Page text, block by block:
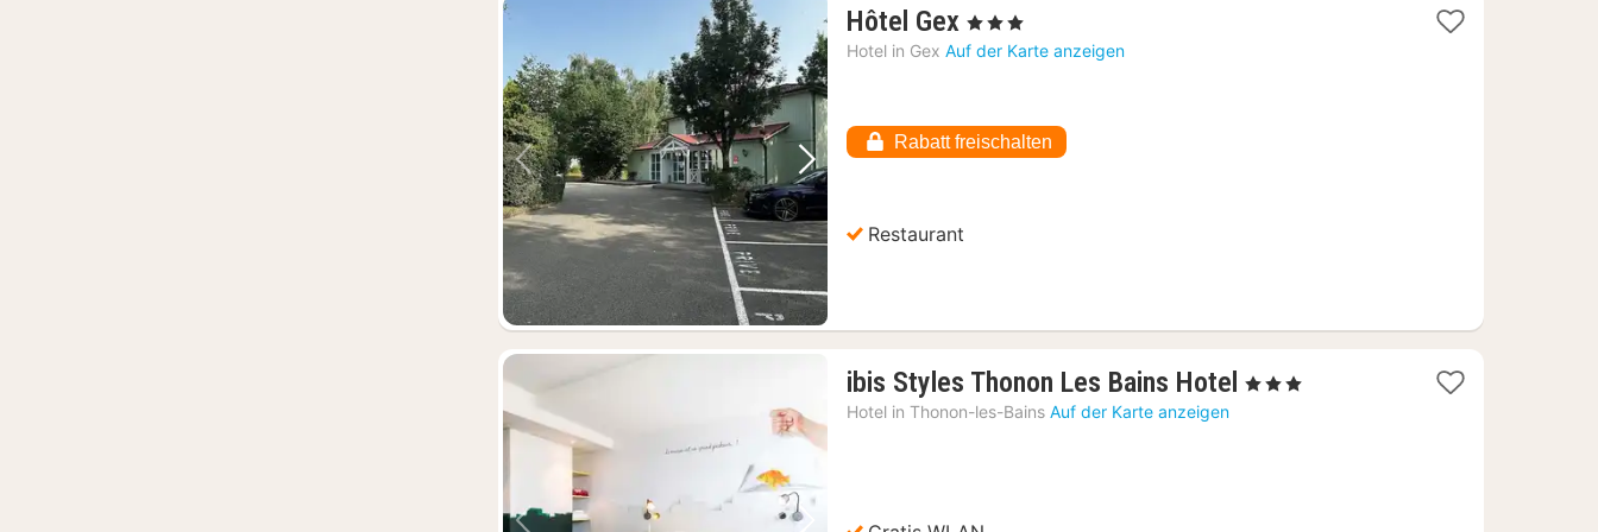
Vorheriges Bild Nächstes Bild
Hôtel Gex 1
Nacht
€
, 3 Sterne
Hotel in Gex Auf der Karte anzeigen
Rabatt freischalten
Restaurant
ibis Styles Thonon Les Bains Hotel 1
, 3 Sterne
Hotel in Thonon-les-Bains Auf der Karte anzeigen